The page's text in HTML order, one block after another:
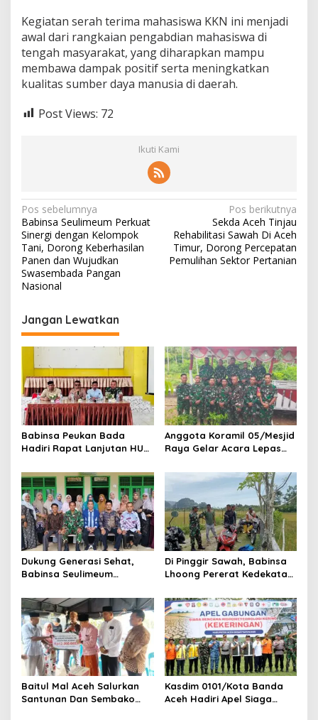
a
s
y
a
r
a
Kegiatan serah terima mahasiswa KKN ini menjadi
awal dari rangkaian pengabdian mahasiswa di
tengah masyarakat, yang diharapkan mampu
membawa dampak positif serta meningkatkan
kualitas sumber daya manusia di daerah.
Post Views: 72
Ikuti Kami
N
a
v
i
g
a
s
i
p
o
s
Pos sebelumnya
Babinsa Seulimeum Perkuat
Sinergi dengan Kelompok
Tani, Dorong Keberhasilan
Panen dan Wujudkan
Swasembada Pangan
Nasional
Pos berikutnya
Sekda Aceh Tinjau
Rehabilitasi Sawah Di Aceh
Timur, Dorong Percepatan
Pemulihan Sektor Pertanian
Jangan Lewatkan
Babinsa Peukan Bada
Hadiri Rapat Lanjutan HUT
Lintas Sektor
Anggota Koramil 05/Mesjid
Raya Gelar Acara Lepas
Dukung Generasi Sehat,
Babinsa Seulimeum
di Tanoh Abee
Di Pinggir Sawah, Babinsa
Lhoong Pererat Kedekatan
Gle Bruek
Baitul Mal Aceh Salurkan
Santunan Dan Sembako
Kasdim 0101/Kota Banda
Aceh Hadiri Apel Siaga